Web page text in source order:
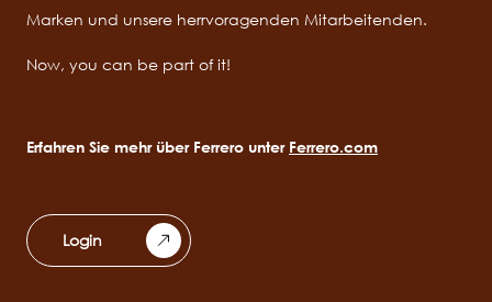
Marken und unsere herrvoragenden Mitarbeitenden.
Now, you can be part of it!
Erfahren Sie mehr über Ferrero unter Ferrero.com
Login